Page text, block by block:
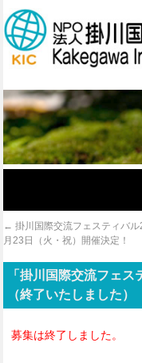
← 掛川国際交流フェスティバ
月23日（火・祝）開催決定！
「掛川国際交流フェ
（終了いたしました）
募集は終了しました。